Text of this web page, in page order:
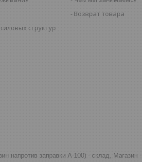
структур
Возврат товара
напротив заправки А-100) - склад,